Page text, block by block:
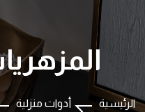
الرئيسية أدوات منزلية